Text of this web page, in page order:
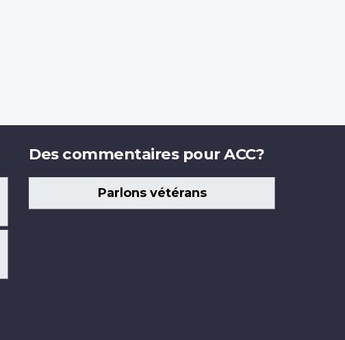
Des commentaires pour ACC?
Parlons vétérans